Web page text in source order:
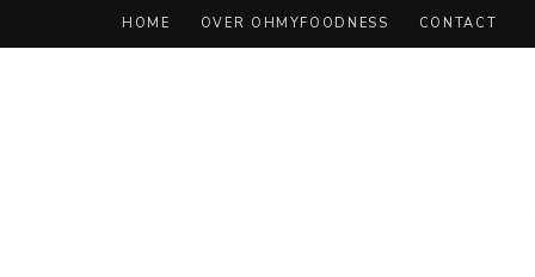
HOME OVER OHMYFOODNESS CONTACT